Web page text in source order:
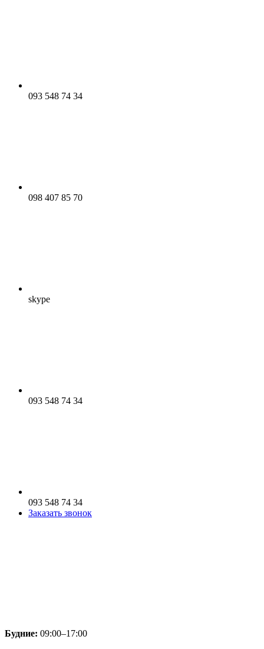
093 548 74 34
098 407 85 70
skype
093 548 74 34
093 548 74 34
Заказать звонок
Будние: 09:00–17:00